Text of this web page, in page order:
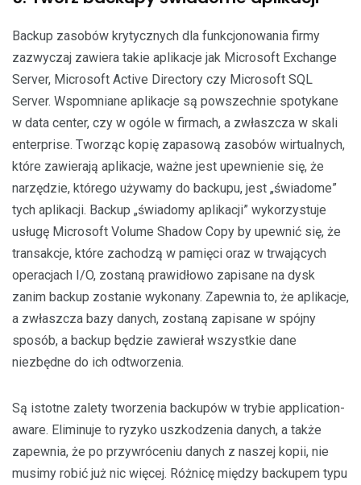
Backup zasobów krytycznych dla funkcjonowania firmy
zazwyczaj zawiera takie aplikacje jak Microsoft Exchange
Server, Microsoft Active Directory czy Microsoft SQL
Server. Wspomniane aplikacje są powszechnie spotykane
w data center, czy w ogóle w firmach, a zwłaszcza w skali
enterprise. Tworząc kopię zapasową zasobów wirtualnych,
które zawierają aplikacje, ważne jest upewnienie się, że
narzędzie, którego używamy do backupu, jest „świadome”
tych aplikacji. Backup „świadomy aplikacji” wykorzystuje
usługę Microsoft Volume Shadow Copy by upewnić się, że
transakcje, które zachodzą w pamięci oraz w trwających
operacjach I/O, zostaną prawidłowo zapisane na dysk
zanim backup zostanie wykonany. Zapewnia to, że aplikacje,
a zwłaszcza bazy danych, zostaną zapisane w spójny
sposób, a backup będzie zawierał wszystkie dane
niezbędne do ich odtworzenia.
Są istotne zalety tworzenia backupów w trybie application-
aware. Eliminuje to ryzyko uszkodzenia danych, a także
zapewnia, że po przywróceniu danych z naszej kopii, nie
musimy robić już nic więcej. Różnicę między backupem typu